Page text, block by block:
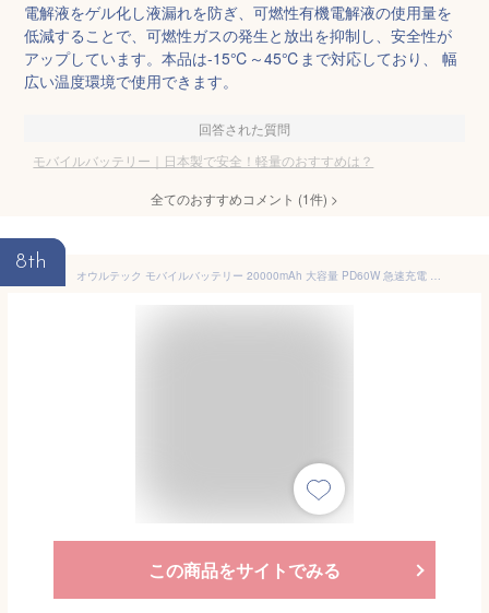
電解液をゲル化し液漏れを防ぎ、可燃性有機電解液の使用量を
低減することで、可燃性ガスの発生と放出を抑制し、安全性が
アップしています。本品は-15℃～45℃まで対応しており、 幅
広い温度環境で使用できます。
回答された質問
モバイルバッテリー｜日本製で安全！軽量のおすすめは？
全てのおすすめコメント (1件) >
8th
オウルテック モバイルバッテリー 20000mAh 大容量 PD60W 急速充電 PSE適合 安全設計 USB-C USB-A 3台同時充電 残量表示 パススルー充電 低電流モード ブラック OEC-LPB20017-BK
この商品をサイトでみる